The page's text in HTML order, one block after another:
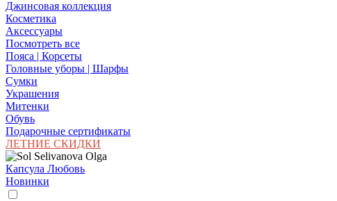
Джинсовая коллекция
Косметика
Аксессуары
Посмотреть все
Пояса | Корсеты
Головные уборы | Шарфы
Сумки
Украшения
Митенки
Обувь
Подарочные сертификаты
ЛЕТНИЕ СКИДКИ
Капсула Любовь
Новинки